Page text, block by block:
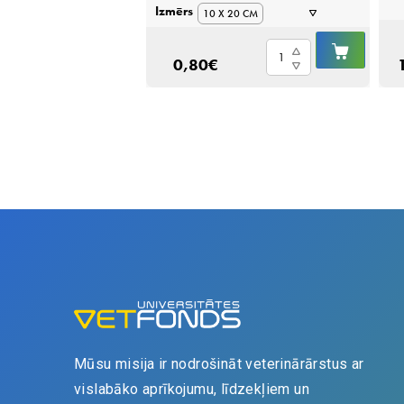
Izmērs
10 X 20 CM
7.5 X 7.5 CM
0,80€
nesterilas
Mūsu misija ir nodrošināt veterinārārstus ar
vislabāko aprīkojumu, līdzekļiem un